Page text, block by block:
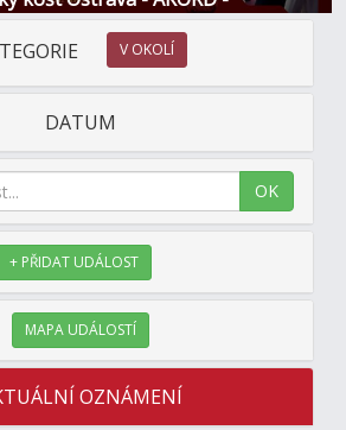
V OKOLÍ
DATUM
OK
+ PŘIDAT UDÁLOST
MAPA UDÁLOSTÍ
OZNÁMENÍ